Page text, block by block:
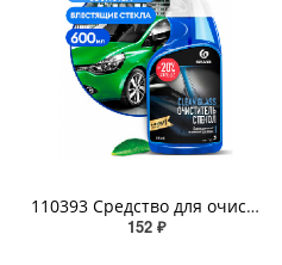
110393 Средство для очистки стекол и зеркал GRASS "Clean glass" 600мл
152 ₽